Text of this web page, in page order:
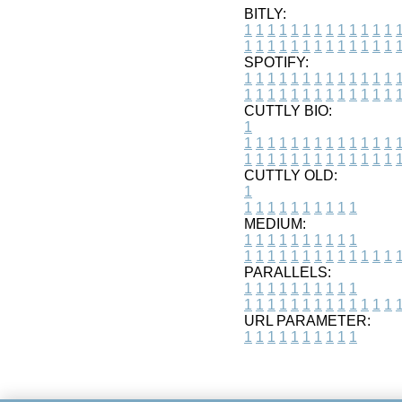
BITLY:
1 1 1 1 1 1 1 1 1 1 1 1 1 1
1 1 1 1 1 1 1 1 1 1 1 1 1 1
SPOTIFY:
1 1 1 1 1 1 1 1 1 1 1 1 1 1
1 1 1 1 1 1 1 1 1 1 1 1 1 1
CUTTLY BIO:
1
1 1 1 1 1 1 1 1 1 1 1 1 1 1
1 1 1 1 1 1 1 1 1 1 1 1 1 1
CUTTLY OLD:
1
1 1 1 1 1 1 1 1 1 1
MEDIUM:
1 1 1 1 1 1 1 1 1 1
1 1 1 1 1 1 1 1 1 1 1 1 1 1
PARALLELS:
1 1 1 1 1 1 1 1 1 1
1 1 1 1 1 1 1 1 1 1 1 1 1 1
URL PARAMETER:
1 1 1 1 1 1 1 1 1 1